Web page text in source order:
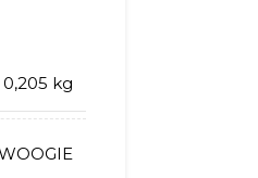
0,205 kg